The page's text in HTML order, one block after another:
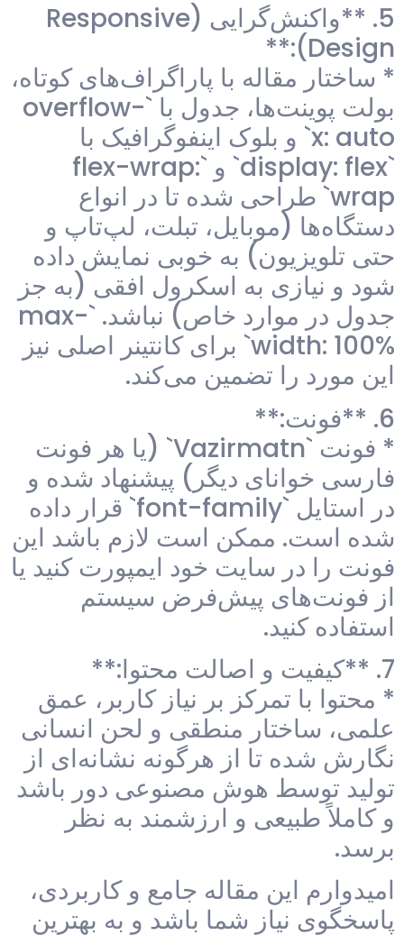
5. **واکنش‌گرایی (Responsive
Design):**
* ساختار مقاله با پاراگراف‌های کوتاه،
بولت پوینت‌ها، جدول با `overflow-
x: auto` و بلوک اینفوگرافیک با
`display: flex` و `flex-wrap:
wrap` طراحی شده تا در انواع
دستگاه‌ها (موبایل، تبلت، لپ‌تاپ و
حتی تلویزیون) به خوبی نمایش داده
شود و نیازی به اسکرول افقی (به جز
جدول در موارد خاص) نباشد. `max-
width: 100%` برای کانتینر اصلی نیز
این مورد را تضمین می‌کند.
6. **فونت:**
* فونت `Vazirmatn` (یا هر فونت
فارسی خوانای دیگر) پیشنهاد شده و
در استایل `font-family` قرار داده
شده است. ممکن است لازم باشد این
فونت را در سایت خود ایمپورت کنید یا
از فونت‌های پیش‌فرض سیستم
استفاده کنید.
7. **کیفیت و اصالت محتوا:**
* محتوا با تمرکز بر نیاز کاربر، عمق
علمی، ساختار منطقی و لحن انسانی
نگارش شده تا از هرگونه نشانه‌ای از
تولید توسط هوش مصنوعی دور باشد
و کاملاً طبیعی و ارزشمند به نظر
برسد.
امیدوارم این مقاله جامع و کاربردی،
پاسخگوی نیاز شما باشد و به بهترین